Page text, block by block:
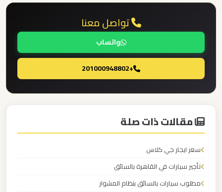
تواصل معنا
واتساب
+201000948802
مقالات ذات صلة
سعر ايجار جي كلاس
تأجير سيارات في القاهرة بالسائق
مطلوب سيارات بالسائق بنظام المشوار
القاهرة
الساخن
ليموزين
القاهرة
أسعار
ليموزين